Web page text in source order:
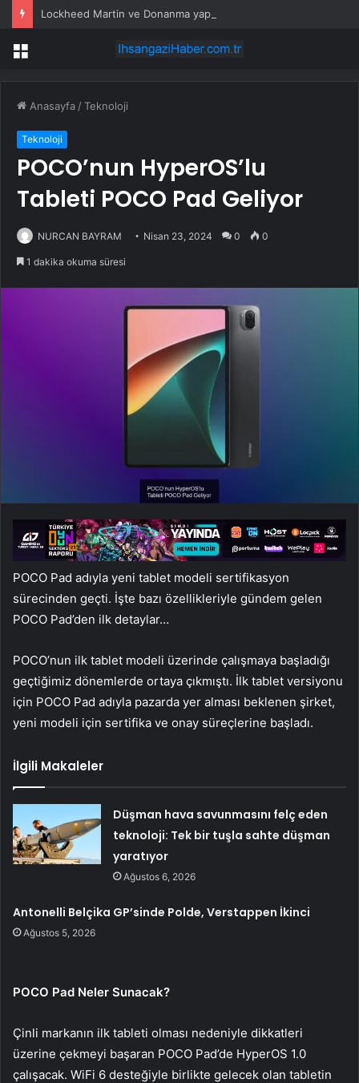
Menü
Anasayfa /Teknoloji
Teknoloji
POCO’nun HyperOS’lu
Tableti POCO Pad Geliyor
NURCAN BAYRAM Nisan 23, 2024 0 0
1 dakika okuma süresi
POCO Pad adıyla yeni tablet modeli sertifikasyon
sürecinden geçti. İşte bazı özellikleriyle gündem gelen
POCO Pad’den ilk detaylar…
POCO’nun ilk tablet modeli üzerinde çalışmaya başladığı
geçtiğimiz dönemlerde ortaya çıkmıştı. İlk tablet versiyonu
için POCO Pad adıyla pazarda yer alması beklenen şirket,
yeni modeli için sertifika ve onay süreçlerine başladı.
İlgili Makaleler
Düşman hava savunmasını felç eden
teknoloji: Tek bir tuşla sahte düşman
yaratıyor
Ağustos 6, 2026
Antonelli Belçika GP’sinde Polde, Verstappen İkinci
Ağustos 5, 2026
POCO Pad Neler Sunacak?
Çinli markanın ilk tableti olması nedeniyle dikkatleri
üzerine çekmeyi başaran POCO Pad’de HyperOS 1.0
çalışacak. WiFi 6 desteğiyle birlikte gelecek olan tabletin